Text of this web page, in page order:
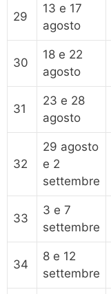
29
13 e 17
agosto
30
18 e 22
agosto
31
23 e 28
agosto
32
29 agosto
e 2
settembre
33
3 e 7
settembre
34
8 e 12
settembre